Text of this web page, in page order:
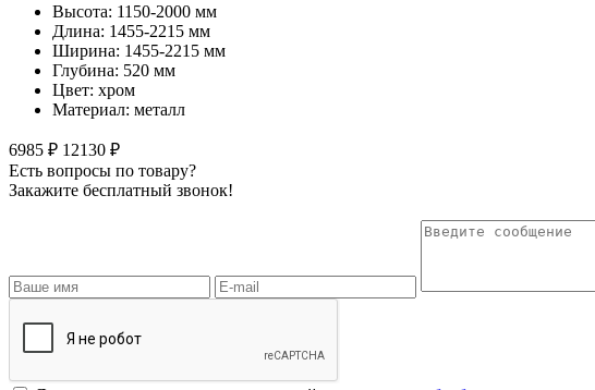
Высота: 1150-2000 мм
Длина: 1455-2215 мм
Ширина: 1455-2215 мм
Глубина: 520 мм
Цвет: хром
Материал: металл
6985 ₽ 12130 ₽
Есть вопросы по товару?
Закажите бесплатный звонок!